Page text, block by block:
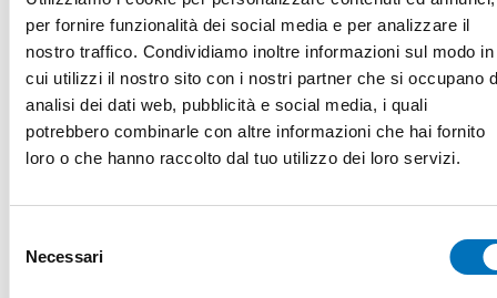
per fornire funzionalità dei social media e per analizzare il
nostro traffico. Condividiamo inoltre informazioni sul modo in
cui utilizzi il nostro sito con i nostri partner che si occupano
analisi dei dati web, pubblicità e social media, i quali
potrebbero combinarle con altre informazioni che hai fornito
loro o che hanno raccolto dal tuo utilizzo dei loro servizi.
delNecessari
Vuoi approfondire le funzionalità e tutti i
dettagli di DCADD5X0?